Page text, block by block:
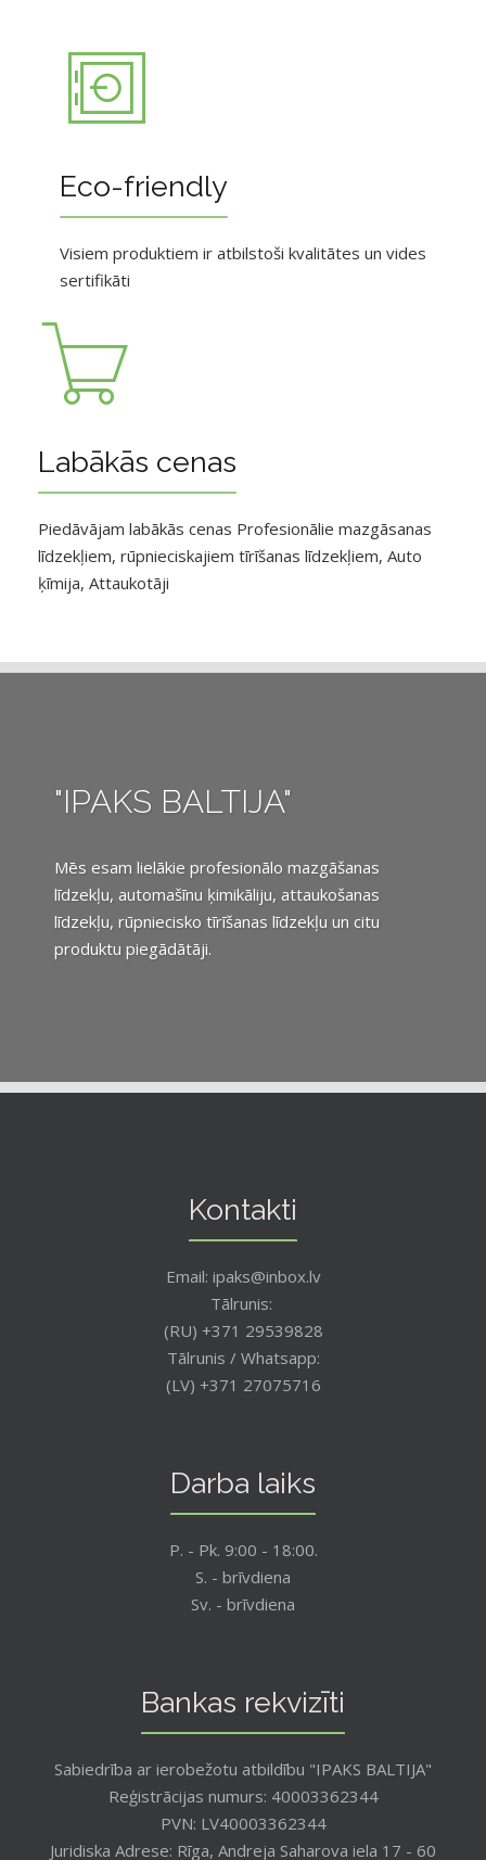
Eco-friendly
Visiem produktiem ir atbilstoši kvalitātes un vides
sertifikāti
Labākās cenas
Piedāvājam labākās cenas Profesionālie mazgāsanas
līdzekļiem, rūpnieciskajiem tīrīšanas līdzekļiem, Auto
ķīmija, Attaukotāji
"IPAKS BALTIJA"
Mēs esam lielākie profesionālo mazgāšanas
līdzekļu, automašīnu ķimikāliju, attaukošanas
līdzekļu, rūpniecisko tīrīšanas līdzekļu un citu
produktu piegādātāji.
Kontakti
Email: ipaks@inbox.lv
Tālrunis:
(RU) +371 29539828
Tālrunis / Whatsapp:
(LV) +371 27075716
Darba laiks
P. - Pk. 9:00 - 18:00.
S. - brīvdiena
Sv. - brīvdiena
Bankas rekvizīti
Sabiedrība ar ierobežotu atbildību "IPAKS BALTIJA"
Reģistrācijas numurs: 40003362344
PVN: LV40003362344
Juridiska Adrese: Rīga, Andreja Saharova iela 17 - 60